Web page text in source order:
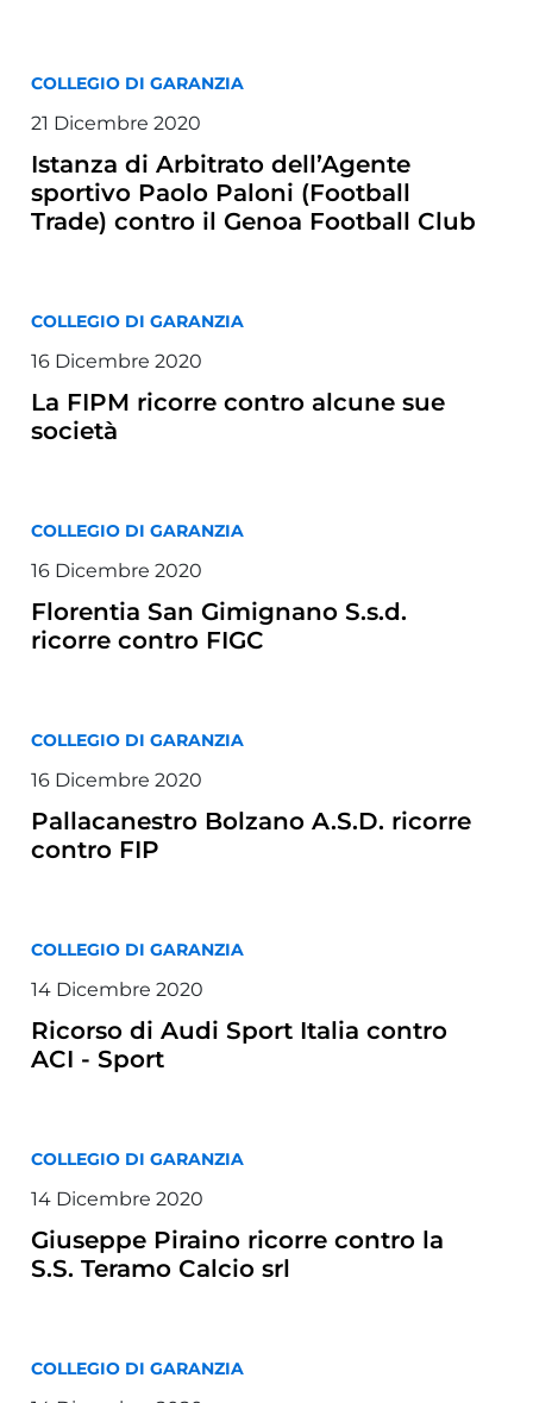
COLLEGIO DI GARANZIA
21 Dicembre 2020
Istanza di Arbitrato dell’Agente
sportivo Paolo Paloni (Football
Trade) contro il Genoa Football Club
COLLEGIO DI GARANZIA
16 Dicembre 2020
La FIPM ricorre contro alcune sue
società
COLLEGIO DI GARANZIA
16 Dicembre 2020
Florentia San Gimignano S.s.d.
ricorre contro FIGC
COLLEGIO DI GARANZIA
16 Dicembre 2020
Pallacanestro Bolzano A.S.D. ricorre
contro FIP
COLLEGIO DI GARANZIA
14 Dicembre 2020
Ricorso di Audi Sport Italia contro
ACI - Sport
COLLEGIO DI GARANZIA
14 Dicembre 2020
Giuseppe Piraino ricorre contro la
S.S. Teramo Calcio srl
COLLEGIO DI GARANZIA